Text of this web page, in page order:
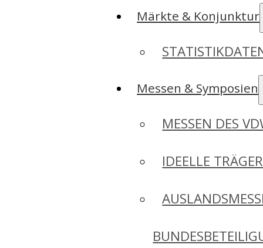
Märkte & Konjunktur
Messen & Symposien
MESSEN DES
IDEELLE